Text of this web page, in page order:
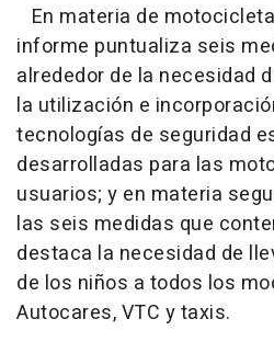
En materia de
informe puntualiza seis
alrededor de la necesidad
la utilización e
tecnologías de seguridad
desarrolladas para las
usuarios; y en materia
las seis medidas que
destaca la necesidad de
de los niños a todos los
Autocares, VTC y taxis.